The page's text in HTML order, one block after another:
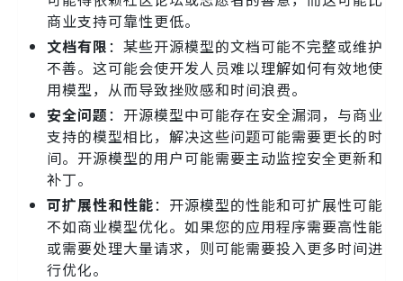
商业支持可靠性更低。
文档有限：某些开源模型的文档可能不完整或维护
不善。这可能会使开发人员难以理解如何有效地使
用模型，从而导致挫败感和时间浪费。
安全问题：开源模型中可能存在安全漏洞，与商业
支持的模型相比，解决这些问题可能需要更长的时
间。开源模型的用户可能需要主动监控安全更新和
补丁。
可扩展性和性能：开源模型的性能和可扩展性可能
不如商业模型优化。如果您的应用程序需要高性能
或需要处理大量请求，则可能需要投入更多时间进
行优化。